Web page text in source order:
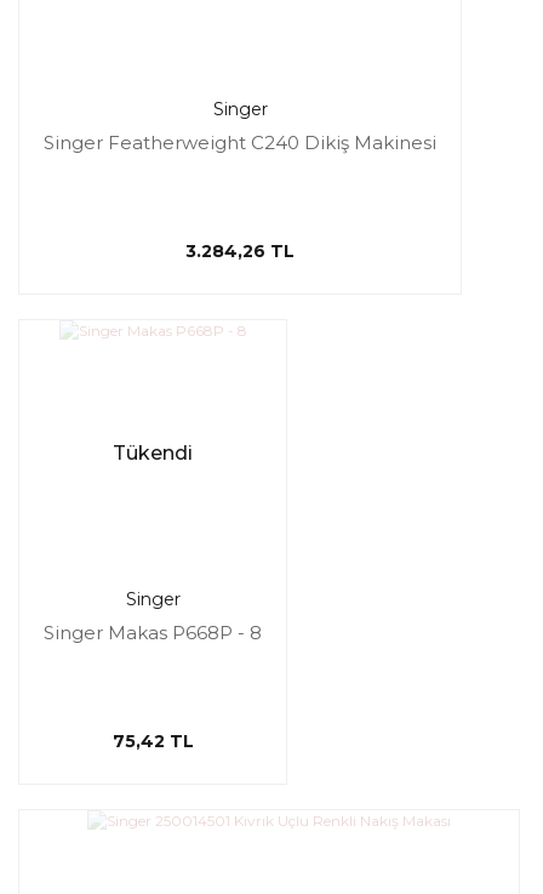
Singer
Singer Featherweight C240 Dikiş Makinesi
3.284,26 TL
Tükendi
Singer
Singer Makas P668P - 8
75,42 TL